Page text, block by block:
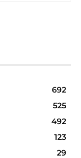
692
525
492
123
29